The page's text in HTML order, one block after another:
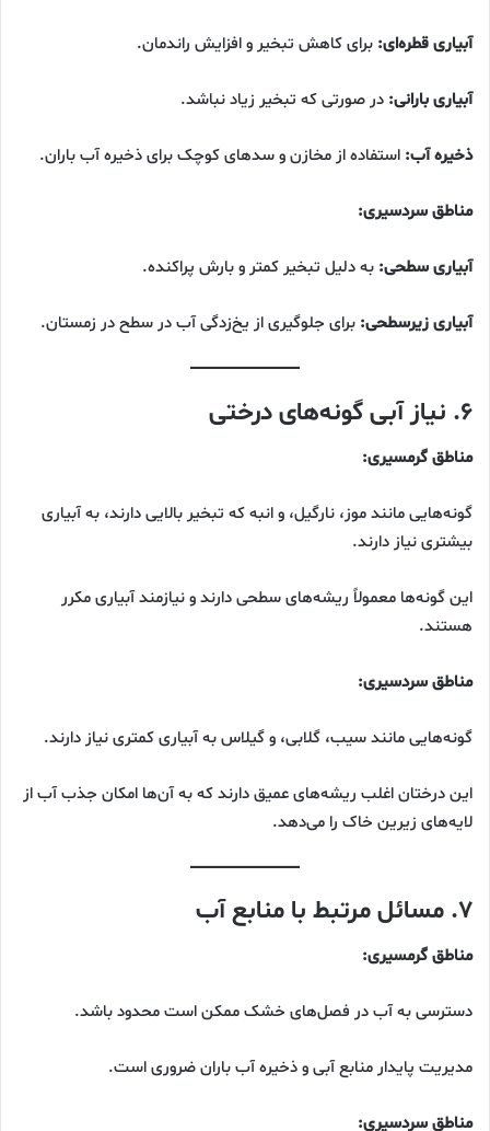
آبیاری قطره‌ای: برای کاهش تبخیر و افزایش راندمان.
آبیاری بارانی: در صورتی که تبخیر زیاد نباشد.
ذخیره آب: استفاده از مخازن و سدهای کوچک برای ذخیره آب باران.
مناطق سردسیری:
آبیاری سطحی: به دلیل تبخیر کمتر و بارش پراکنده.
آبیاری زیرسطحی: برای جلوگیری از یخ‌زدگی آب در سطح در زمستان.
۶. نیاز آبی گونه‌های درختی
مناطق گرمسیری:
گونه‌هایی مانند موز، نارگیل، و انبه که تبخیر بالایی دارند، به آبیاری
بیشتری نیاز دارند.
این گونه‌ها معمولاً ریشه‌های سطحی دارند و نیازمند آبیاری مکرر
هستند.
مناطق سردسیری:
گونه‌هایی مانند سیب، گلابی، و گیلاس به آبیاری کمتری نیاز دارند.
این درختان اغلب ریشه‌های عمیق دارند که به آن‌ها امکان جذب آب از
لایه‌های زیرین خاک را می‌دهد.
۷. مسائل مرتبط با منابع آب
مناطق گرمسیری:
دسترسی به آب در فصل‌های خشک ممکن است محدود باشد.
مدیریت پایدار منابع آبی و ذخیره آب باران ضروری است.
مناطق سردسیری: